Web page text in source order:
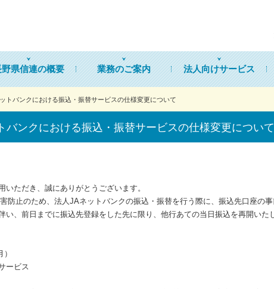
野県信連の概要 業務のご案内 法人向けサービス
トバンクにおける振込・振替サービスの仕様変更について
バンクにおける振込・振替サービスの仕様変更について
いただき、誠にありがとうございます。
防止のため、法人JAネットバンクの振込・振替を行う際に、振込先口座の
い、前日までに振込先登録をした先に限り、他行あての当日振込を再開いた
ービス